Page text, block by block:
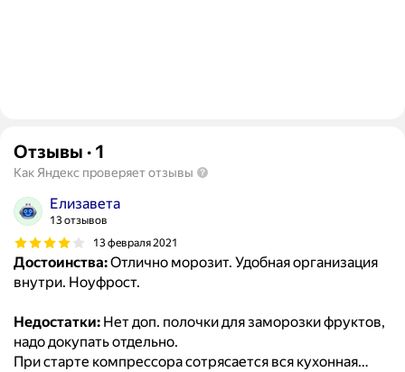
Отзывы · 1
Как Яндекс проверяет отзывы
Елизавета
13 отзывов
13 февраля 2021
Достоинства:Отлично морозит. Удобная организация
внутри. Ноуфрост.
Недостатки: Нет доп. полочки для заморозки фруктов,
надо докупать отдельно.
При старте компрессора сотрясается вся кухонная…